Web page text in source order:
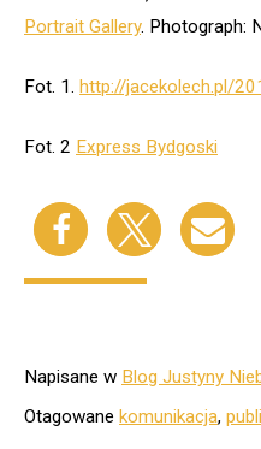
Portrait Gallery. Photograph:
Fot. 1. http://jacekolech.pl/
Fot. 2 Express Bydgoski
Napisane w Blog Justyny
Otagowane komunikacja,